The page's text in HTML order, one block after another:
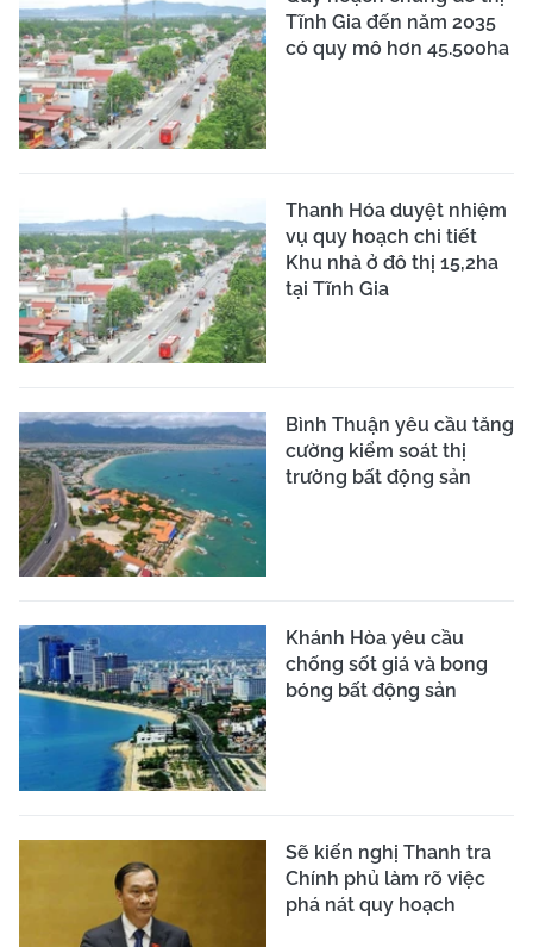
Tĩnh Gia đến năm 2035
có quy mô hơn 45.500ha
Thanh Hóa duyệt nhiệm
vụ quy hoạch chi tiết
Khu nhà ở đô thị 15,2ha
tại Tĩnh Gia
Bình Thuận yêu cầu tăng
cường kiểm soát thị
trường bất động sản
Khánh Hòa yêu cầu
chống sốt giá và bong
bóng bất động sản
Sẽ kiến nghị Thanh tra
Chính phủ làm rõ việc
phá nát quy hoạch